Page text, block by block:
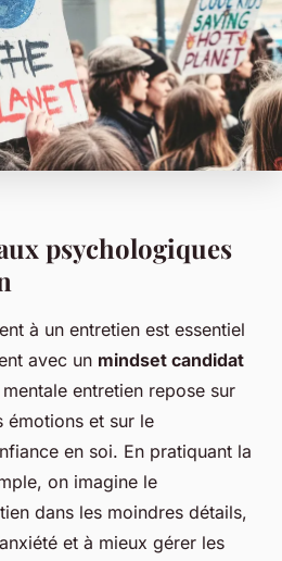
psychologiques
à un entretien est essentiel
avec un mindset candidat
entretien repose sur
émotions et sur le
en soi. En pratiquant la
on imagine le
dans les moindres détails,
et à mieux gérer les